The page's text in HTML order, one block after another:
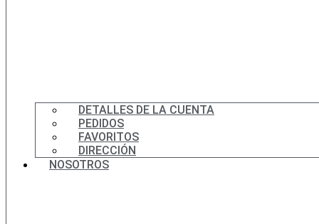
DETALLES DE LA CUENTA
PEDIDOS
FAVORITOS
DIRECCIÓN
NOSOTROS